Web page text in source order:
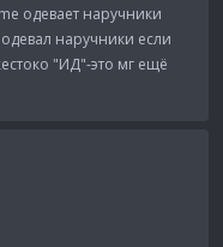
одевает наручники
наручники если
"ИД"-это мг ещё